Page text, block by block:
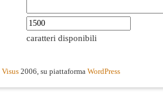
caratteri disponibili
Visus 2006, su piattaforma WordPress